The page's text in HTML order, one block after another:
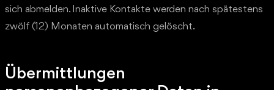
sich abmelden. Inaktive Kontakte werden nach spätestens
zwölf (12) Monaten automatisch gelöscht.
Übermittlungen